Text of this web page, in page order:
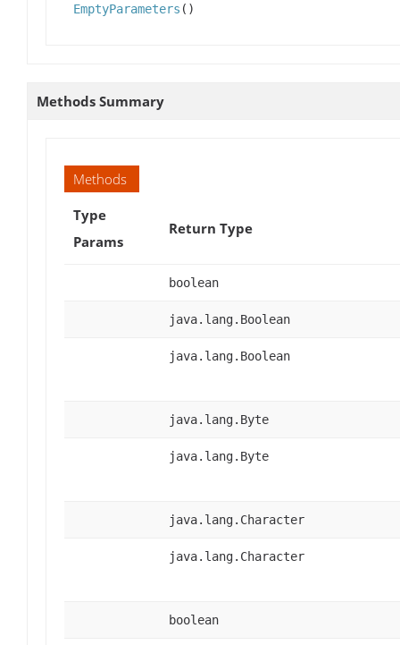
EmptyParameters ()
Methods Summary
Methods
Type
Params
Return Type
boolean
java.lang.Boolean
java.lang.Boolean
java.lang.Byte
java.lang.Byte
java.lang.Character
java.lang.Character
boolean